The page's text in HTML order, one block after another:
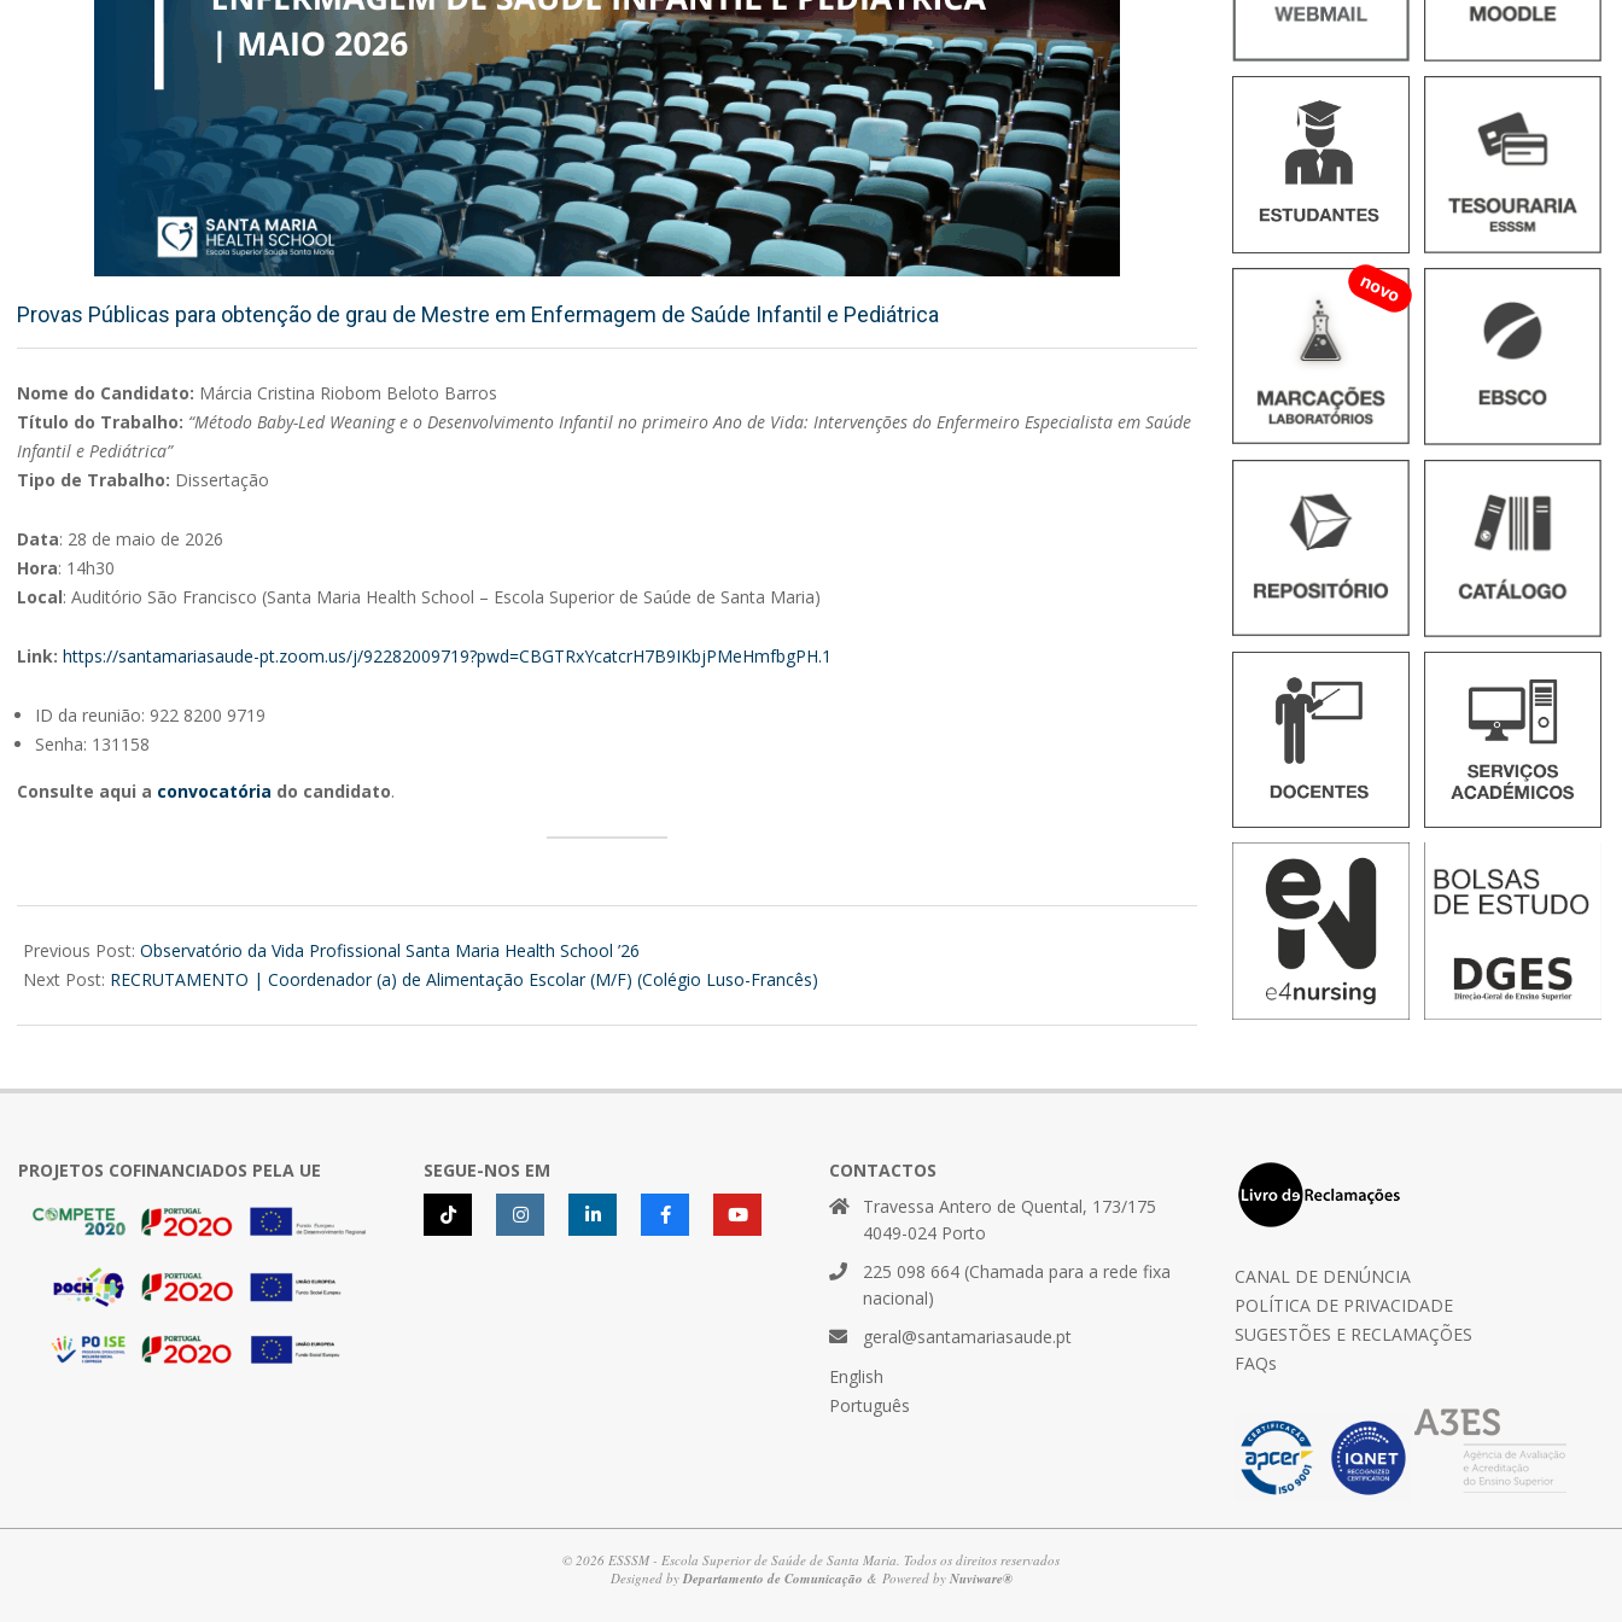
Provas Públicas para obtenção de grau de Mestre em Enfermagem de Saúde Infantil e Pediátrica
Nome do Candidato: Márcia Cristina Riobom Beloto Barros
Título do Trabalho: “Método Baby-Led Weaning e o Desenvolvimento Infantil no primeiro Ano de Vida: Intervenções do Enfermeiro Especialista em Saúde
Infantil e Pediátrica”
Tipo de Trabalho: Dissertação
Data: 28 de maio de 2026
Hora: 14h30
Local: Auditório São Francisco (Santa Maria Health School – Escola Superior de Saúde de Santa Maria)
Link: https://santamariasaude-pt.zoom.us/j/92282009719?pwd=CBGTRxYcatcrH7B9IKbjPMeHmfbgPH.1
ID da reunião: 922 8200 9719
Senha: 131158
Consulte aqui a convocatória do candidato.
05-
14
Previous Post: Observatório da Vida Profissional Santa Maria Health School ’26
Next Post: RECRUTAMENTO | Coordenador (a) de Alimentação Escolar (M/F) (Colégio Luso-Francês)
novo
PROJETOS COFINANCIADOS PELA UE SEGUE-NOS EM
CONTACTOS
Travessa Antero de Quental, 173/175
4049-024 Porto
225 098 664 (Chamada para a rede fixa
nacional)
geral@santamariasaude.pt
English
Português
CANAL DE DENÚNCIA
POLÍTICA DE PRIVACIDADE
SUGESTÕES E RECLAMAÇÕES
FAQs
© 2026 ESSSM - Escola Superior de Saúde de Santa Maria. Todos os direitos reservados
Designed by Departamento de Comunicação & Powered by Nuviware®